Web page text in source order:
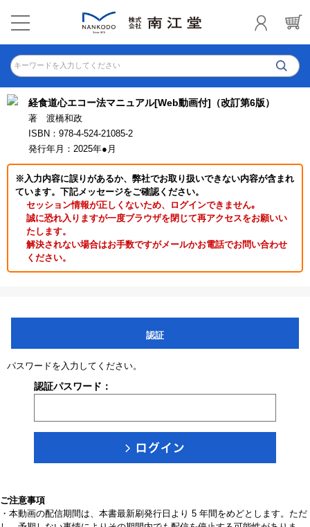
キーワードを入力してください
経食道心エコー法マニュアル[Web動画付]（改訂第6版）
著 渡橋和政
ISBN：978-4-524-21085-2
発行年月：2025年●月
※入力内容に誤りがあるか、弊社でお取り扱いできない内容が含まれ
ています。下記メッセージをご確認ください。
セッション情報が正しくないため、ログインできません｡
誠に恐れ入りますが一度ブラウザを閉じて再アクセスをお願いい
たします。
解決されない場合はお手数ですがメールかお電話でお問い合わせ
ください。
認証
パスワードを入力してください。
認証パスワード：
ご注意事項
・本動画の配信期間は、本書最新刷発行日より 5 年間をめどとします。ただ